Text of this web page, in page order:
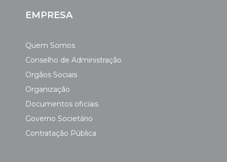
EMPRESA
Quem Somos
Conselho de Administração
Orgãos Sociais
Organização
Documentos oficiais
Governo Societário
Contratação Pública